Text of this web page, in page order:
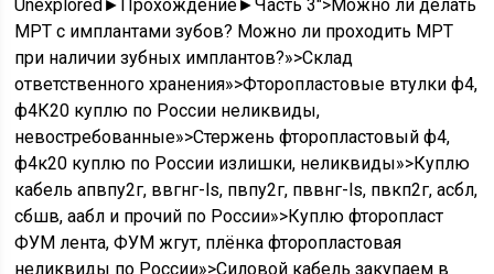
Unexplored►Прохождение►Часть 3″>Можно ли делать
МРТ с имплантами зубов? Можно ли проходить МРТ
при наличии зубных имплантов?»>Склад
ответственного хранения»>Фторопластовые втулки ф4,
ф4К20 куплю по России неликвиды,
невостребованные»>Стержень фторопластовый ф4,
ф4к20 куплю по России излишки, неликвиды»>Куплю
кабель апвпу2г, ввгнг-ls, пвпу2г, пввнг-ls, пвкп2г, асбл,
сбшв, аабл и прочий по России»>Куплю фторопласт
ФУМ лента, ФУМ жгут, плёнка фторопластовая
неликвиды по России»>Силовой кабель закупаем в